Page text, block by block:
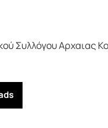
Συλλόγου Αρχαιας